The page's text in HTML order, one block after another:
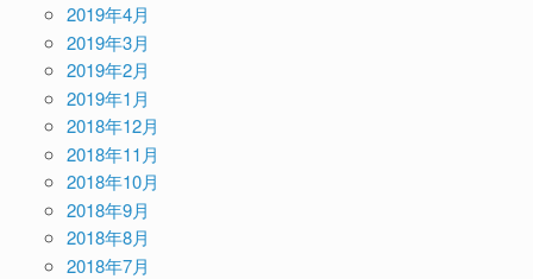
2019年4月
2019年3月
2019年2月
2019年1月
2018年12月
2018年11月
2018年10月
2018年9月
2018年8月
2018年7月